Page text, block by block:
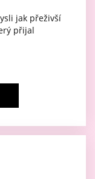
jak přeživší
přijal